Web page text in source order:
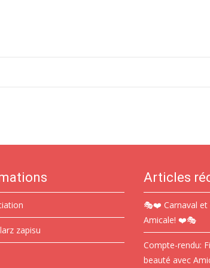
zapisu
Articles
🎭❤️ Carnaval et
Amicale! ❤️🎭
Compte-rendu:
beauté avec